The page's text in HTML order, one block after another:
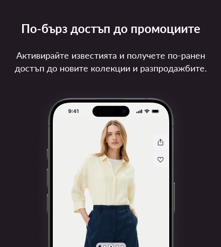
По-бърз достъп до промоциите
Активирайте известията и получете по-ранен
достъп до новите колекции и разпродажбите.